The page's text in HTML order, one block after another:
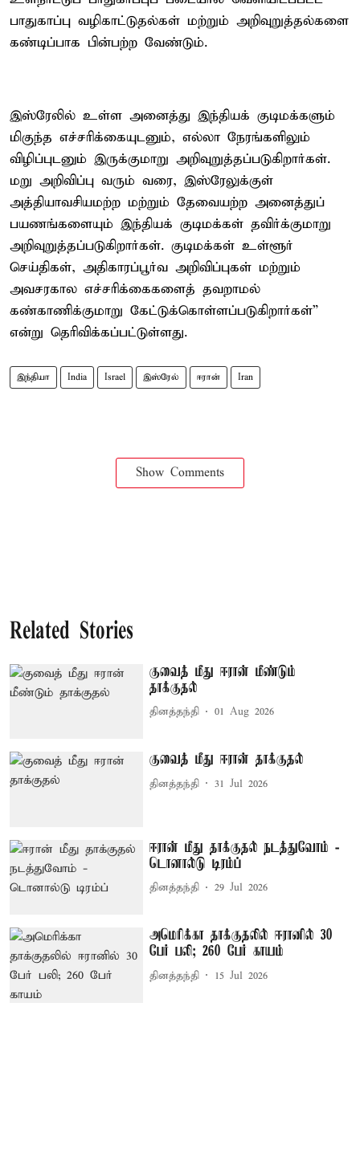
பாதுகாப்பு வழிகாட்டுதல்கள் மற்றும் அறிவுறுத்தல்களை
கண்டிப்பாக பின்பற்ற வேண்டும்.
இஸ்ரேலில் உள்ள அனைத்து இந்தியக் குடிமக்களும்
மிகுந்த எச்சரிக்கையுடனும், எல்லா நேரங்களிலும்
விழிப்புடனும் இருக்குமாறு அறிவுறுத்தப்படுகிறார்கள்.
மறு அறிவிப்பு வரும் வரை, இஸ்ரேலுக்குள்
அத்தியாவசியமற்ற மற்றும் தேவையற்ற அனைத்துப்
பயணங்களையும் இந்தியக் குடிமக்கள் தவிர்க்குமாறு
அறிவுறுத்தப்படுகிறார்கள். குடிமக்கள் உள்ளூர்
செய்திகள், அதிகாரப்பூர்வ அறிவிப்புகள் மற்றும்
அவசரகால எச்சரிக்கைகளைத் தவறாமல்
கண்காணிக்குமாறு கேட்டுக்கொள்ளப்படுகிறார்கள்”
என்று தெரிவிக்கப்பட்டுள்ளது.
இந்தியா India Israel இஸ்ரேல் ஈரான் Iran
Show Comments
Related Stories
குவைத் மீது ஈரான் மீண்டும்
தாக்குதல்
தினத்தந்தி 01 Aug 2026
குவைத் மீது ஈரான் தாக்குதல்
தினத்தந்தி 31 Jul 2026
ஈரான் மீது தாக்குதல் நடத்துவோம் -
டொனால்டு டிரம்ப்
தினத்தந்தி 29 Jul 2026
அமெரிக்கா தாக்குதலில் ஈரானில் 30
பேர் பலி; 260 பேர் காயம்
தினத்தந்தி 15 Jul 2026